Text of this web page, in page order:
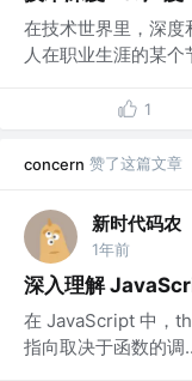
在技术世界里，深度
人在职业生涯的某
1
concern 赞了这篇文章
新时代码农
1年前
深入理解
在 JavaScript 中，
指向取决于函数的调